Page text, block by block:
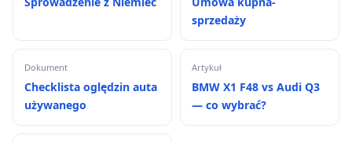
sprzedaży
Dokument
Checklista oględzin auta
używanego
Artykuł
BMW X1 F48 vs Audi Q3
— co wybrać?